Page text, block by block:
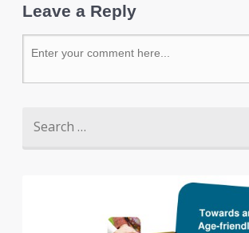
Leave a Reply
Search for: